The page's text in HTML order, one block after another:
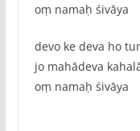
oṃ namaḥ śivāya
devo ke deva ho
jo mahādeva
oṃ namaḥ śivāya